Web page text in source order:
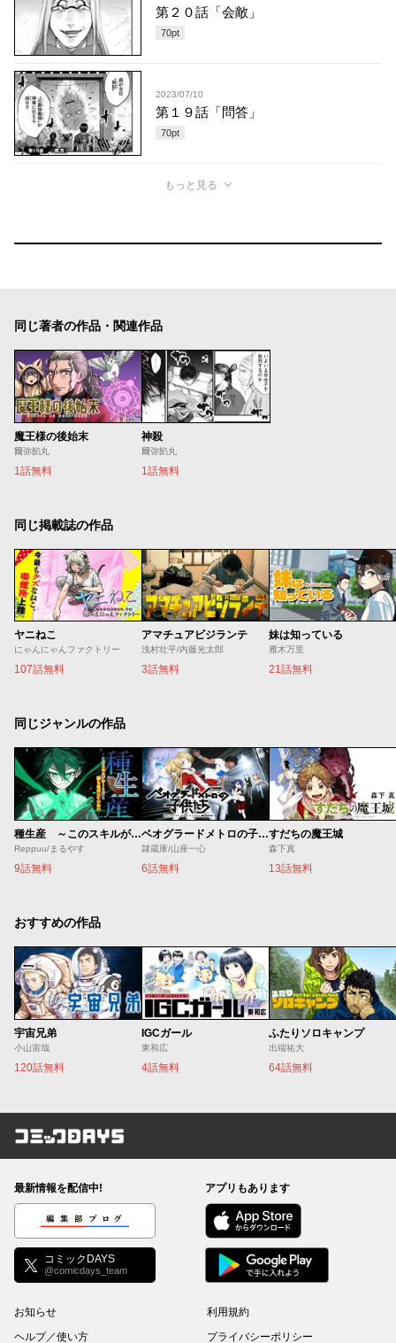
第２０話「会敵」
70pt
2023/07/10
第１９話「問答」
70pt
もっと見る
同じ著者の作品・関連作品
魔王様の後始末
爾弥餡丸
1話無料
神殺
爾弥餡丸
1話無料
同じ掲載誌の作品
ヤニねこ
にゃんにゃんファクトリー
107話無料
アマチュアビジランテ
浅村壮平/内藤光太郎
3話無料
妹は知っている
雁木万里
21話無料
同じジャンルの作品
種生産 ～このスキルがチートだとまだ誰も気付いていない～
Reppuu/まるやす
9話無料
ベオグラードメトロの子供たち
隷蔵庫/山座一心
6話無料
すだちの魔王城
森下真
13話無料
おすすめの作品
宇宙兄弟
小山宙哉
120話無料
IGCガール
東和広
4話無料
ふたりソロキャンプ
出端祐大
64話無料
コミックDAYS
最新情報を配信中!
編集部ブログ
コミックDAYS
@comicdays_team
アプリもあります
お知らせ
ヘルプ／使い方
利用規約
プライバシーポリシー